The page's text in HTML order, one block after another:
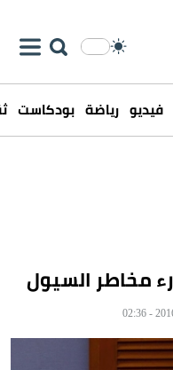
فيديو رياضة بودكاست
مخاطر السيول